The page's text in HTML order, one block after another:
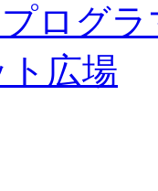
ログラ
ト広場